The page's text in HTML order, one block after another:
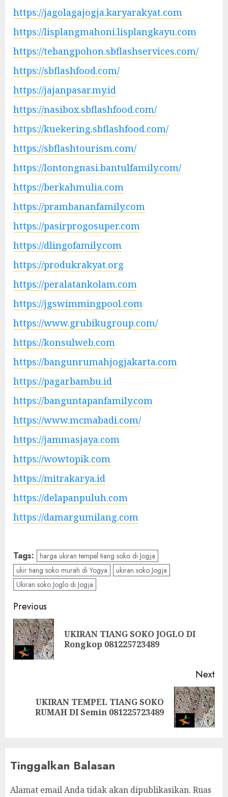
https://jagolagajogja.karyarakyat.com
https://lisplangmahoni.lisplangkayu.com
https://tebangpohon.sbflashservices.com/
https://sbflashfood.com/
https://jajanpasar.my.id
https://nasibox.sbflashfood.com/
https://kuekering.sbflashfood.com/
https://sbflashtourism.com/
https://lontongnasi.bantulfamily.com/
https://berkahmulia.com
https://prambananfamily.com
https://pasirprogosuper.com
https://dlingofamily.com
https://produkrakyat.org
https://peralatankolam.com
https://jgswimmingpool.com
https://www.grubikugroup.com/
https://konsulweb.com
https://bangunrumahjogjakarta.com
https://pagarbambu.id
https://banguntapanfamily.com
https://www.mcmabadi.com/
https://jammasjaya.com
https://wowtopik.com
https://mitrakarya.id
https://delapanpuluh.com
https://damargumilang.com
Tags: harga ukiran tempel tiang soko di Jogja
ukir tiang soko murah di Yogya
ukiran soko Jogja
Ukiran soko Joglo di Jogja
Previous
UKIRAN TIANG SOKO JOGLO DI
Rongkop 081225723489
Next
UKIRAN TEMPEL TIANG SOKO
RUMAH DI Semin 081225723489
Tinggalkan Balasan
Alamat email Anda tidak akan dipublikasikan. Ruas